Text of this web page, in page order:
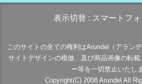
表示切替 : スマートフ
このサイトの全ての権利はArundel（アラン
サイトデザインの模倣、及び商品画像の転
ー等を一切禁止いたしま
Copyright(C) 2008 Arundel All